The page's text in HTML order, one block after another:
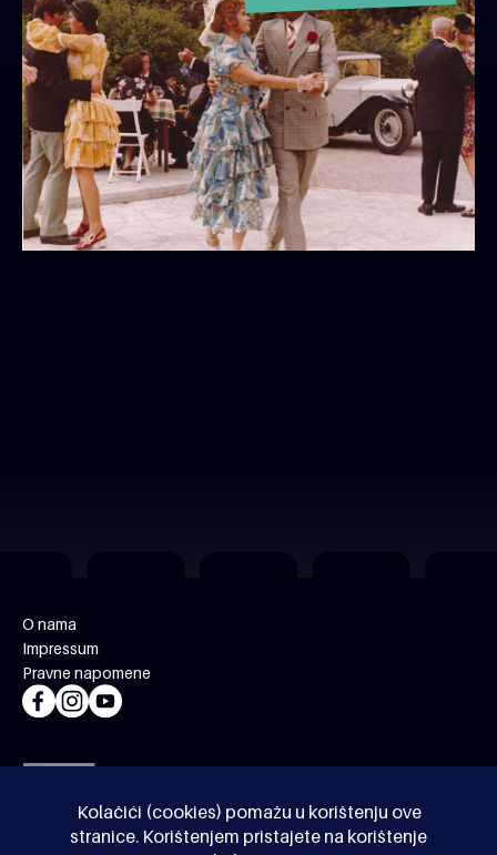
Kolačići (cookies) pomažu u korištenju ove
stranice. Korištenjem pristajete na korištenje
O nama
Impressum
Pravne napomene